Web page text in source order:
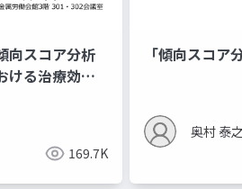
向スコア分析
ける治療効果
169.7K
「傾向スコア
奥村 泰之